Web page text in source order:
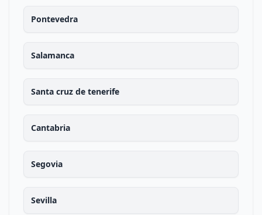
Pontevedra
Salamanca
Santa cruz de tenerife
Cantabria
Segovia
Sevilla